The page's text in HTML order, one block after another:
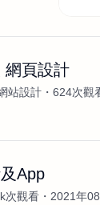
網頁設計
站設計 624次觀
App
次觀看 2021年